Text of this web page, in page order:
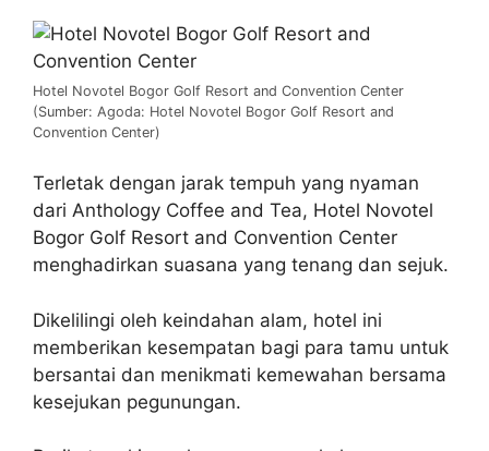
Hotel Novotel Bogor Golf Resort and Convention Center
(Sumber: Agoda: Hotel Novotel Bogor Golf Resort and
Convention Center)
Terletak dengan jarak tempuh yang nyaman
dari Anthology Coffee and Tea, Hotel Novotel
Bogor Golf Resort and Convention Center
menghadirkan suasana yang tenang dan sejuk.
Dikelilingi oleh keindahan alam, hotel ini
memberikan kesempatan bagi para tamu untuk
bersantai dan menikmati kemewahan bersama
kesejukan pegunungan.